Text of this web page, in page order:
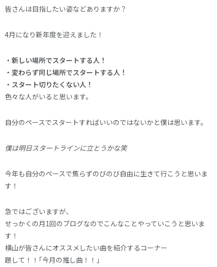
皆さんは目指したい姿などありますか？
4月になり新年度を迎えました！
・新しい場所でスタートする人！
・変わらず同じ場所でスタートする人！
・スタート切りたくない人！
色々な人がいると思います。
自分のペースでスタートすればいいのではないかと僕は思います。
僕は明日スタートラインに立とうかな笑
今年も自分のペースで焦らずのびのび自由に生きて行こうと思いま
す！
急ではございますが、
せっかくの月1回のブログなのでこんなことやっていこうと思いま
す！
横山が皆さんにオススメしたい曲を紹介するコーナー
題して！！｢今月の推し曲！！｣